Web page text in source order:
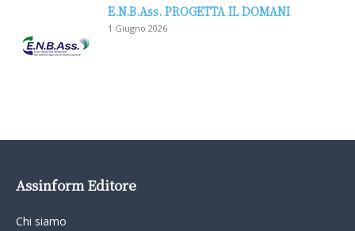
E.N.B.Ass. PROGETTA IL DOMANI
1 Giugno 2026
Assinform Editore
Chi siamo